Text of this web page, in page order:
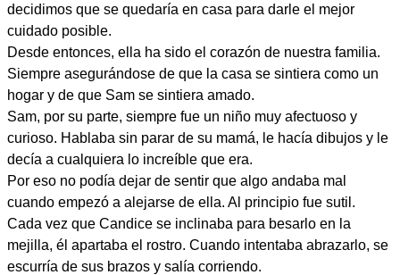
decidimos que se quedaría en casa para darle el mejor
cuidado posible.
Desde entonces, ella ha sido el corazón de nuestra familia.
Siempre asegurándose de que la casa se sintiera como un
hogar y de que Sam se sintiera amado.
Sam, por su parte, siempre fue un niño muy afectuoso y
curioso. Hablaba sin parar de su mamá, le hacía dibujos y le
decía a cualquiera lo increíble que era.
Por eso no podía dejar de sentir que algo andaba mal
cuando empezó a alejarse de ella. Al principio fue sutil.
Cada vez que Candice se inclinaba para besarlo en la
mejilla, él apartaba el rostro. Cuando intentaba abrazarlo, se
escurría de sus brazos y salía corriendo.